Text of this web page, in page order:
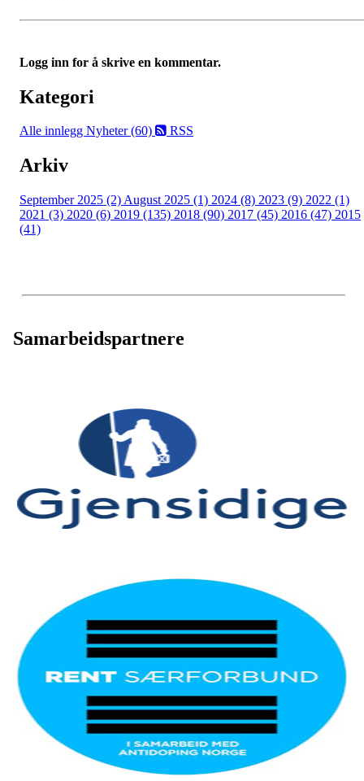
Logg inn for å skrive en kommentar.
Kategori
Alle innlegg Nyheter (60) RSS
Arkiv
September 2025 (2) August 2025 (1) 2024 (8) 2023 (9) 2022 (1)
2021 (3) 2020 (6) 2019 (135) 2018 (90) 2017 (45) 2016 (47) 2015
(41)
Samarbeidspartnere